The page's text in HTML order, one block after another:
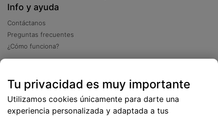
Info y ayuda
Contáctanos
Preguntas frecuentes
¿Cómo funciona?
Más de 2 millones de descargas
Tu privacidad es muy importante
Utilizamos cookies únicamente para darte una
experiencia personalizada y adaptada a tus